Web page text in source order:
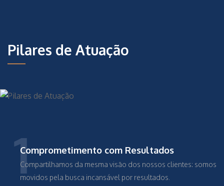
Pilares de Atuação
1
Comprometimento com Resultados
Compartilhamos da mesma visão dos nossos clientes: somos
movidos pela busca incansável por resultados.